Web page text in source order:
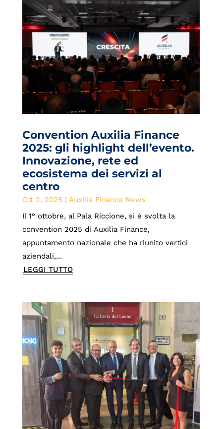
Convention Auxilia Finance
2025: gli highlight dell’evento.
Innovazione, rete ed
ecosistema dei servizi al
centro
Ott 2, 2025 | Auxilia Finance News
Il 1° ottobre, al Pala Riccione, si è svolta la
convention 2025 di Auxilia Finance,
appuntamento nazionale che ha riunito vertici
aziendali,...
LEGGI TUTTO